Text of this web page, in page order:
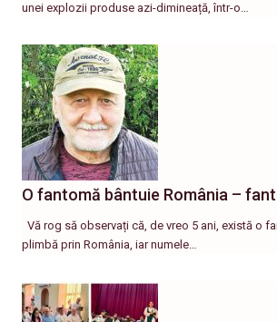
unei explozii produse azi-dimineață, într-o…
O fantomă bântuie România –
Vă rog să observați că, de vreo 5 ani, există o
plimbă prin România, iar numele…